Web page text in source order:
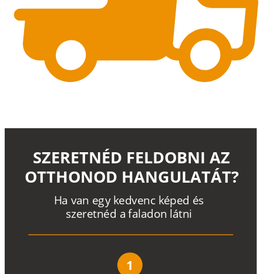
Ha van egy kedvenc képed és
szeretnéd a faladon látni
SZERETNÉD FELDOBNI AZ
OTTHONOD HANGULATÁT?
1